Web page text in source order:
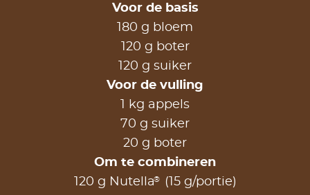
Voor de basis
180 g bloem
120 g boter
120 g suiker
Voor de vulling
1 kg appels
70 g suiker
20 g boter
Om te combineren
120 g Nutella® (15 g/portie)